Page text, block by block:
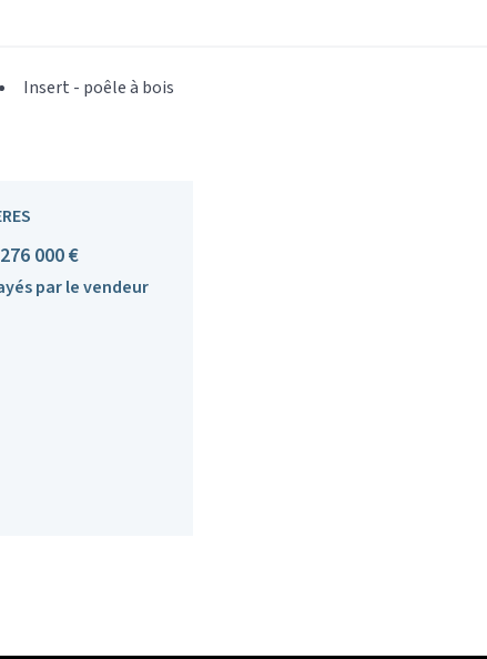
Insert - poêle à bois
000 €
par le vendeur